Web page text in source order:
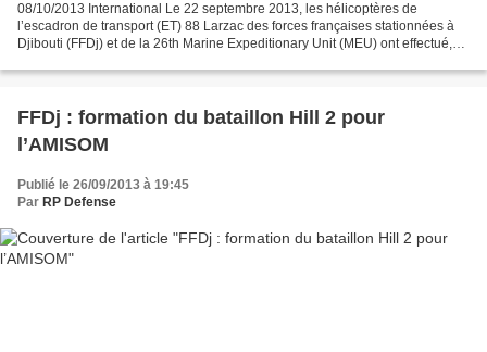
08/10/2013 International Le 22 septembre 2013, les hélicoptères de
l’escadron de transport (ET) 88 Larzac des forces françaises stationnées à
Djibouti (FFDj) et de la 26th Marine Expeditionary Unit (MEU) ont effectué,
FFDj : formation du bataillon Hill 2 pour
l’AMISOM
Publié le 26/09/2013 à 19:45
Par RP Defense